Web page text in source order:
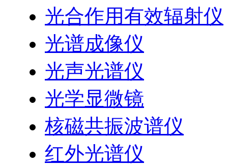
光合作用有效辐射仪
光谱成像仪
光声光谱仪
光学显微镜
核磁共振波谱仪
红外光谱仪